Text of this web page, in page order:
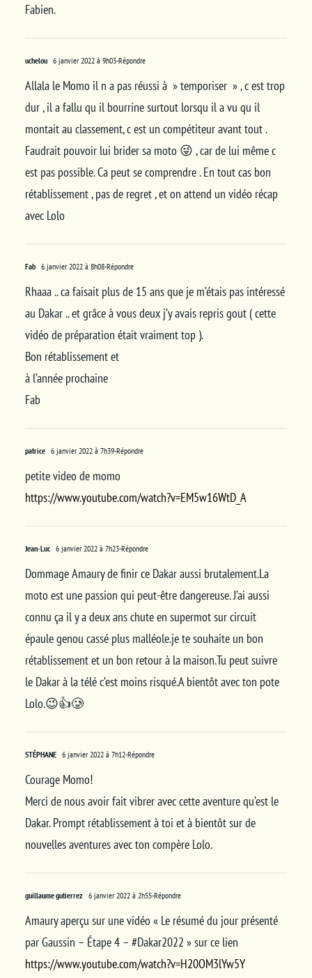
Fabien.
uchelou 6 janvier 2022 à 9h03-Répondre
Allala le Momo il n a pas réussi à » temporiser » , c est trop
dur , il a fallu qu il bourrine surtout lorsqu il a vu qu il
montait au classement, c est un compétiteur avant tout .
Faudrait pouvoir lui brider sa moto 😜 , car de lui même c
est pas possible. Ca peut se comprendre . En tout cas bon
rétablissement , pas de regret , et on attend un vidéo récap
avec Lolo
Fab 6 janvier 2022 à 8h08-Répondre
Rhaaa .. ca faisait plus de 15 ans que je m’étais pas intéressé
au Dakar .. et grâce à vous deux j’y avais repris gout ( cette
vidéo de préparation était vraiment top ).
Bon rétablissement et
à l’année prochaine
Fab
patrice 6 janvier 2022 à 7h39-Répondre
petite video de momo
https://www.youtube.com/watch?v=EM5w16WtD_A
Jean-Luc 6 janvier 2022 à 7h23-Répondre
Dommage Amaury de finir ce Dakar aussi brutalement.La
moto est une passion qui peut-être dangereuse. J’ai aussi
connu ça il y a deux ans chute en supermot sur circuit
épaule genou cassé plus malléole.je te souhaite un bon
rétablissement et un bon retour à la maison.Tu peut suivre
le Dakar à la télé c’est moins risqué.A bientôt avec ton pote
Lolo.😉👍🥲
STÉPHANE 6 janvier 2022 à 7h12-Répondre
Courage Momo!
Merci de nous avoir fait vibrer avec cette aventure qu’est le
Dakar. Prompt rétablissement à toi et à bientôt sur de
nouvelles aventures avec ton compère Lolo.
guillaume gutierrez 6 janvier 2022 à 2h55-Répondre
Amaury aperçu sur une vidéo « Le résumé du jour présenté
par Gaussin – Étape 4 – #Dakar2022 » sur ce lien
https://www.youtube.com/watch?v=H20OM3lYw5Y